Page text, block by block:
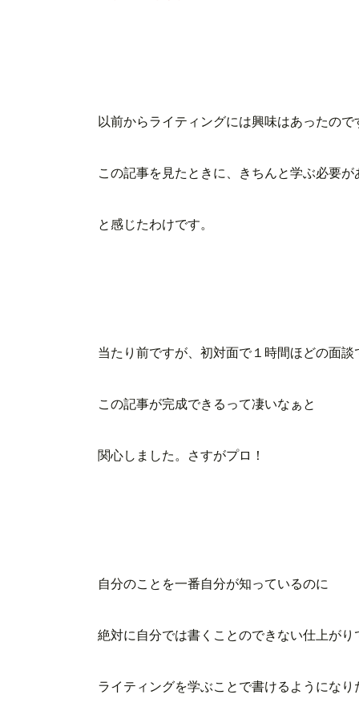
以前からライティングには興味はあったので
この記事を見たときに、きちんと学ぶ必要が
と感じたわけです。
当たり前ですが、初対面で１時間ほどの面談
この記事が完成できるって凄いなぁと
関心しました。さすがプロ！
自分のことを一番自分が知っているのに
絶対に自分では書くことのできない仕上がり
ライティングを学ぶことで書けるようになり